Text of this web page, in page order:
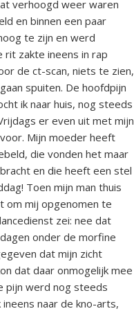
verhoogd weer waren
en binnen een paar
te zijn en werd
rit zakte ineens in rap
de ct-scan, niets te zien,
spuiten. De hoofdpijn
ik naar huis, nog steeds
er even uit met mijn
Mijn moeder heeft
die vonden het maar
en die heeft een stel
Toen mijn man thuis
om mij opgenomen te
zei: nee dat
onder de morfine
dat mijn zicht
dat daar onmogelijk mee
pijn werd nog steeds
naar de kno-arts,